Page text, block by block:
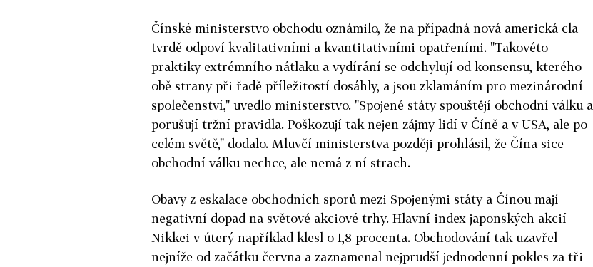
Čínské ministerstvo obchodu oznámilo, že na případná nová americká cla
tvrdě odpoví kvalitativními a kvantitativními opatřeními. "Takovéto
praktiky extrémního nátlaku a vydírání se odchylují od konsensu, kterého
obě strany při řadě příležitostí dosáhly, a jsou zklamáním pro mezinárodní
společenství," uvedlo ministerstvo. "Spojené státy spouštějí obchodní válku a
porušují tržní pravidla. Poškozují tak nejen zájmy lidí v Číně a v USA, ale po
celém světě," dodalo. Mluvčí ministerstva později prohlásil, že Čína sice
obchodní válku nechce, ale nemá z ní strach.
Obavy z eskalace obchodních sporů mezi Spojenými státy a Čínou mají
negativní dopad na světové akciové trhy. Hlavní index japonských akcií
Nikkei v úterý například klesl o 1,8 procenta. Obchodování tak uzavřel
nejníže od začátku června a zaznamenal nejprudší jednodenní pokles za tři